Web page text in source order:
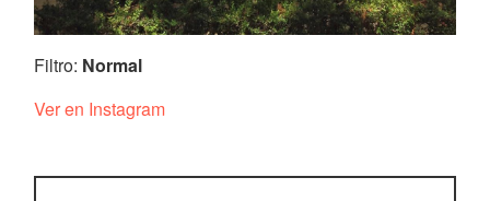
Filtro: Normal
Ver en Instagram